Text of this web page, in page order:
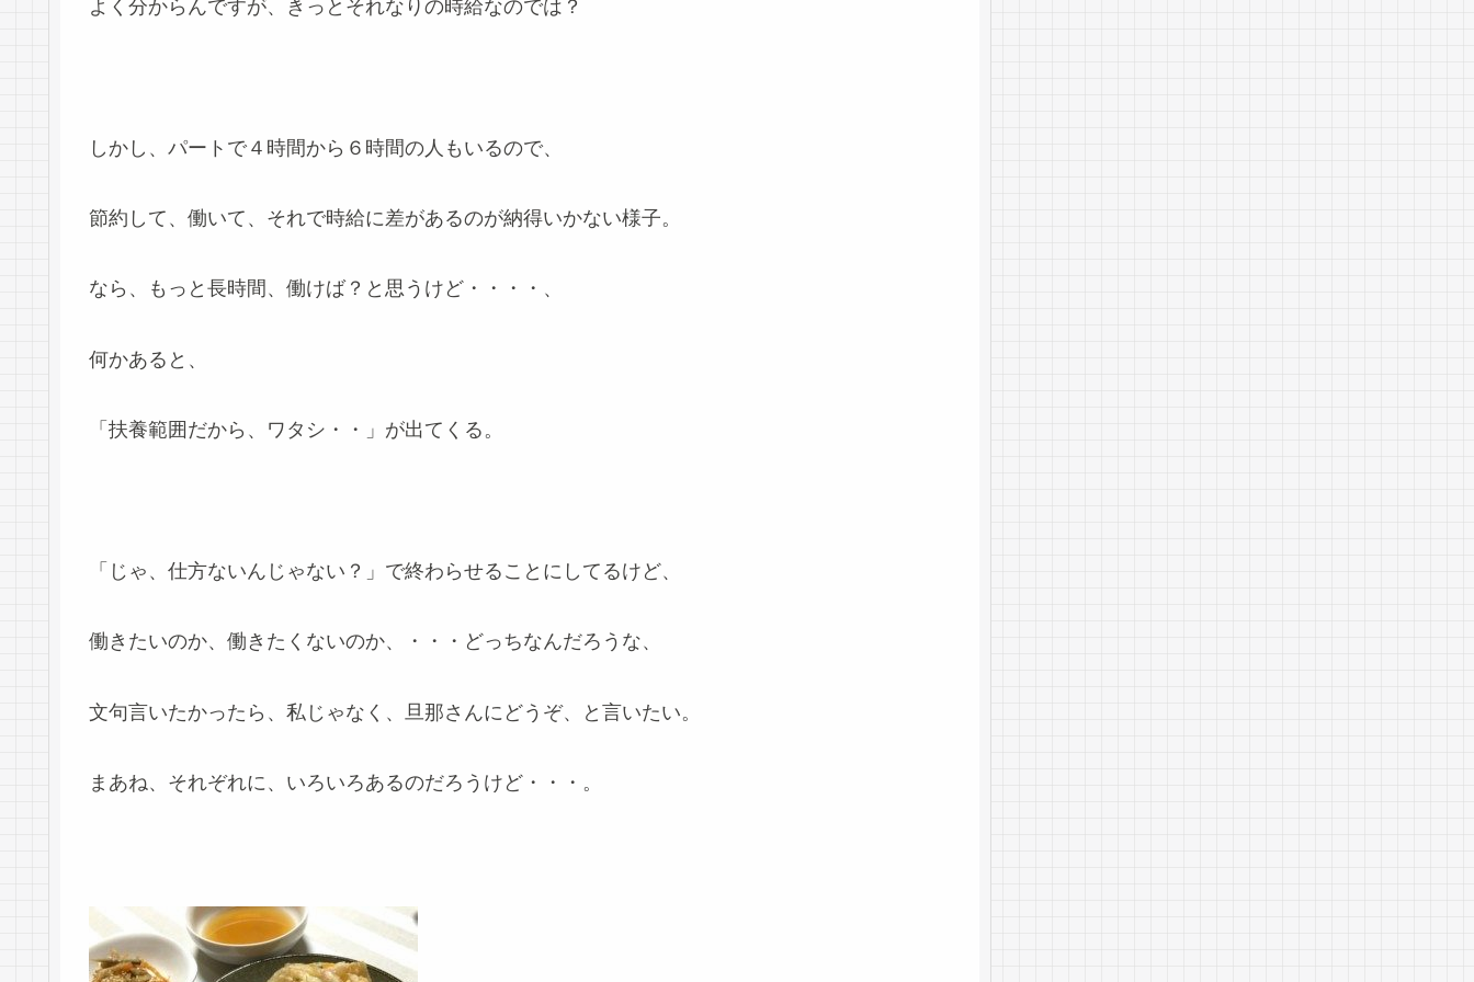
よく分からんですが、きっとそれなりの時給なのでは？
しかし、パートで４時間から６時間の人もいるので、
節約して、働いて、それで時給に差があるのが納得いかない様子。
なら、もっと長時間、働けば？と思うけど・・・・、
何かあると、
「扶養範囲だから、ワタシ・・」が出てくる。
「じゃ、仕方ないんじゃない？」で終わらせることにしてるけど、
働きたいのか、働きたくないのか、・・・どっちなんだろうな、
文句言いたかったら、私じゃなく、旦那さんにどうぞ、と言いたい。
まあね、それぞれに、いろいろあるのだろうけど・・・。